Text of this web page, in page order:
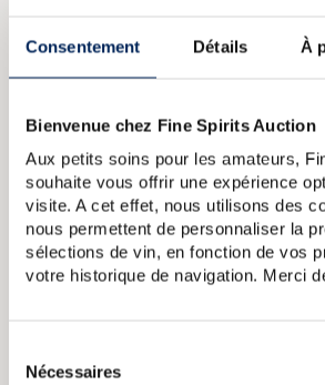
Consentement Détails À
Bienvenue chez Fine Spirits Auction
Aux petits soins pour les amateurs,
souhaite vous offrir une expérience
visite. A cet effet, nous utilisons des
nous permettent de personnaliser la
sélections de vin, en fonction de vos
votre historique de navigation. Merci
Nécessaires
Révolution française. C'est aussi à
devons la bouteille carrée que
1885. Le succès est au rendez-
causés par l'éruption de la
société est rachetée en 1973 par
toutes les installations à Sainte-Marie.
A PROPOS DE LA CUVÉE
La Saint James Rhum des
historique de la distillerie Saint
l'emblématique flacon carré,